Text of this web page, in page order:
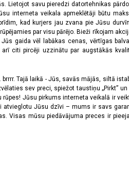
Lietojot savu pieredzi datortehnikas
interneta veikala apmeklētāji būtu
kad kurjers jau zvana pie Jūsu
par visu pārējo. Bieži rīkojam
gaida vēl labākas cenas, vērtīgas
citi pircēji uzzinātu par augstākās
Tajā laikā - Jūs, savās mājās, siltā
sev preci, spiežot taustiņu „Pirkt” un
Jūsu pirkums interneta veikalā ir
atvieglotu Jūsu dzīvi – mums ir savs
Visas mūsu piedāvājuma preces ir